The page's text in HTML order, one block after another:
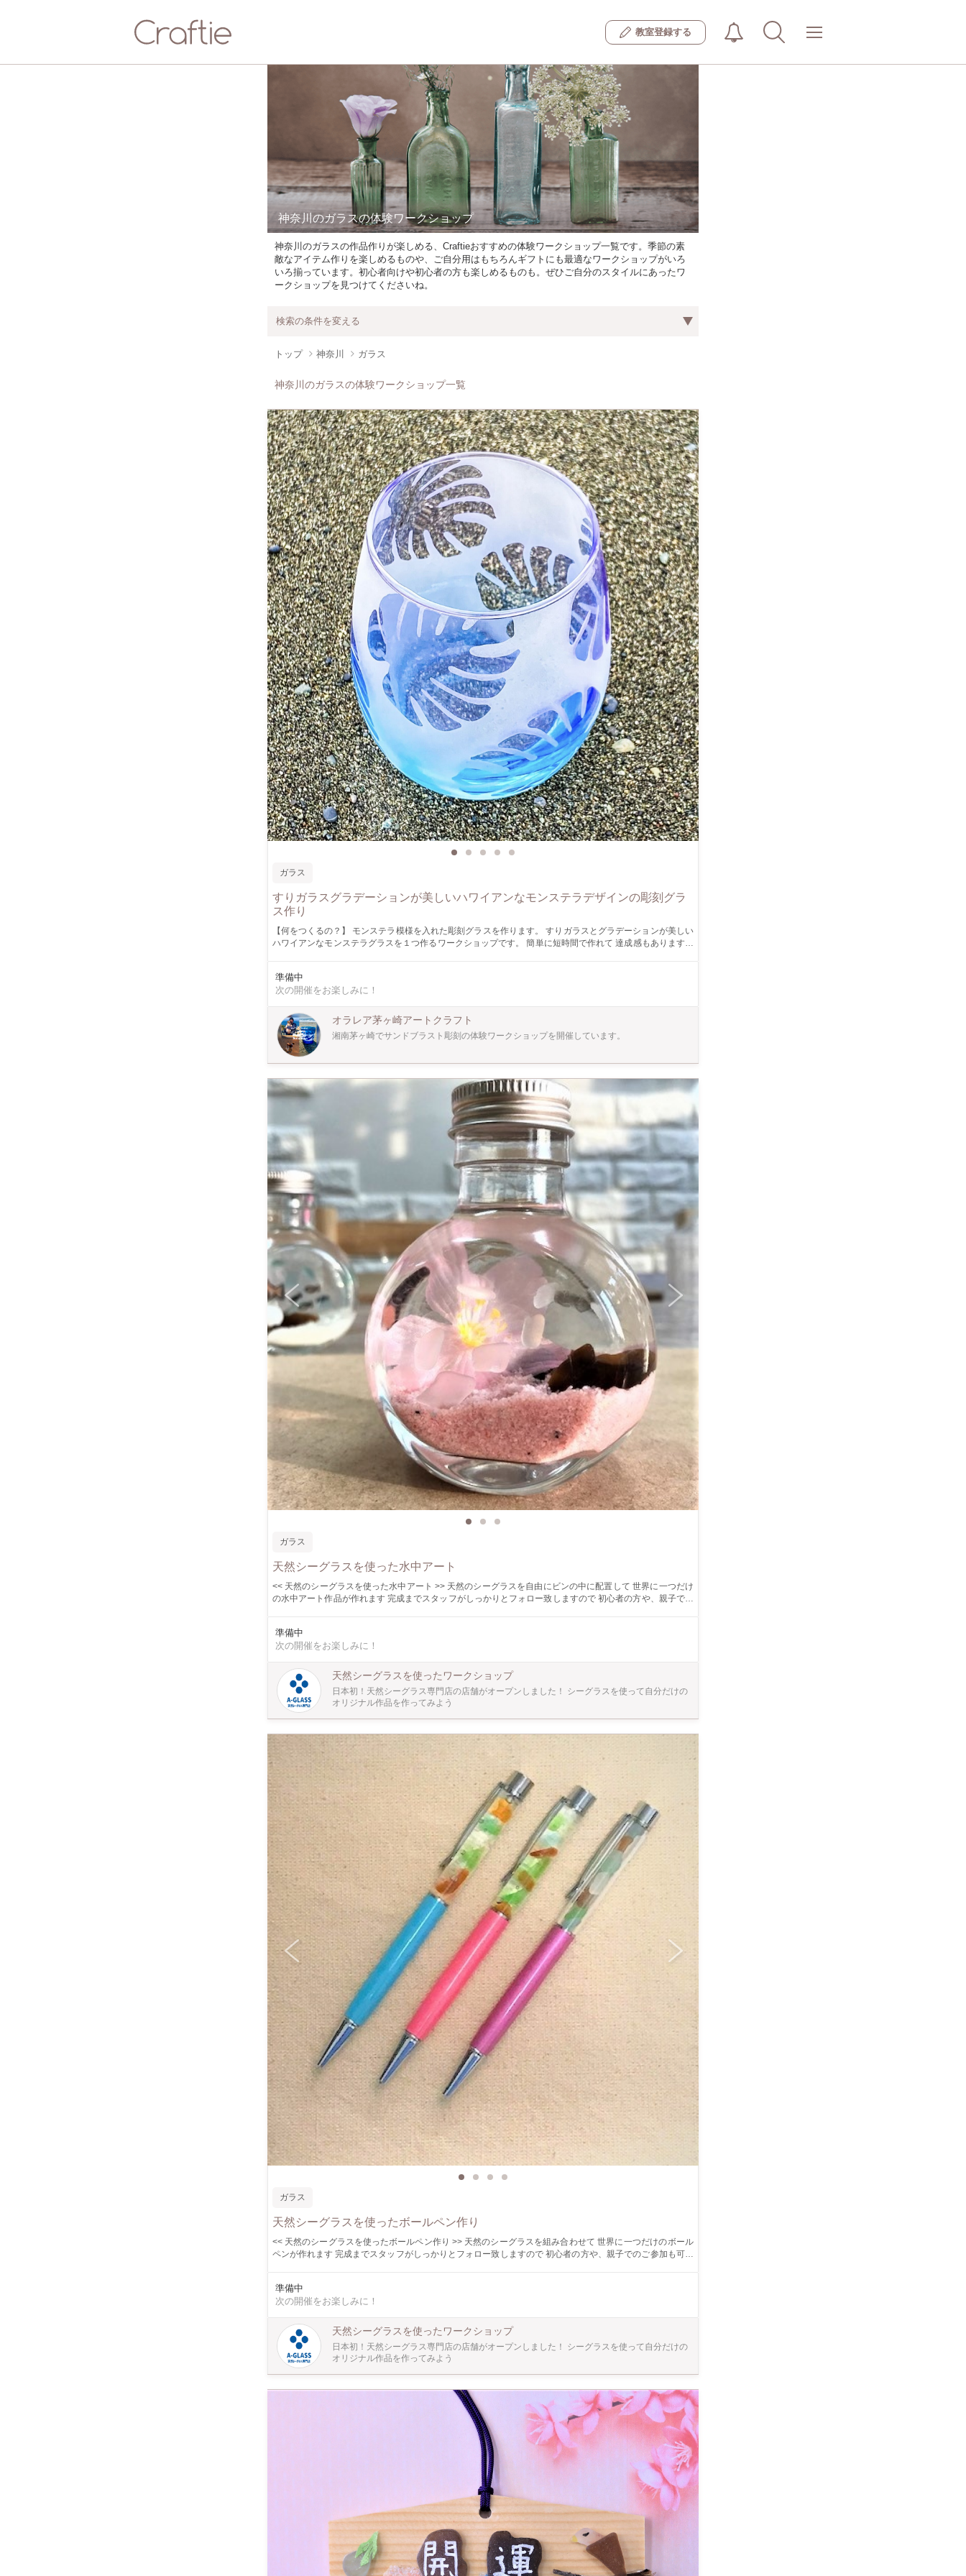
教室登録する
神奈川のガラスの体験ワークショップ
神奈川のガラスの作品作りが楽しめる、Craftieおすすめの体験ワークショップ一覧です。季節の素
敵なアイテム作りを楽しめるものや、ご自分用はもちろんギフトにも最適なワークショップがいろ
いろ揃っています。初心者向けや初心者の方も楽しめるものも。ぜひご自分のスタイルにあったワ
ークショップを見つけてくださいね。
検索の条件を変える
トップ 神奈川 ガラス
神奈川のガラスの体験ワークショップ一覧
ガラス
すりガラスグラデーションが美しいハワイアンなモンステラデザインの彫刻グラ
ス作り
【何をつくるの？】 モンステラ模様を入れた彫刻グラスを作ります。 すりガラスとグラデーションが美しい
ハワイアンなモンステラグラスを１つ作るワークショップです。 簡単に短時間で作れて 達成感もあります。
ラデザインをお好みの位置に入れることができ、ご自身のペースで好きなように彫刻作業が可能。 【どんな
人が対象？】 少人数でゆっくり丁寧にお教えしますので、初心者の方も安心してご参加いただけます。 対
（研磨材）をコンプレッサーの圧縮空気でガラスや金属、石などの表面に吹き付け、文字や模様を削り込む
技法です。砂が当たった部分が削れてスリガラス状（フロスト加工）になり、美しく立体的な表現が可能で
す。 ＊講師について＊ 2014年にサンドブラスト彫刻と出会い基礎を学んだのち 独学で表札作りやグラス・
鏡・iPhoneケース・ステンレスタンブラーなどを彫刻し販売や製作体験を行ってきました。サンドブラスト
彫刻の歴史や私の失敗談などお話しできればと思います^^ グラスは使ってよし インテリアとして飾っても
よし 完成したグラスを工房から徒歩5分の砂浜で撮影をお勧めしてます。自然光が1番綺麗に撮れます。
LED台座等を使用すると間接照明としても使えてとても癒されます。
準備中
次の開催をお楽しみに！
オラレア茅ヶ崎アートクラフト
湘南茅ヶ崎でサンドブラスト彫刻の体験ワークショップを開催しています。
ガラス
天然シーグラスを使った水中アート
<< 天然のシーグラスを使った水中アート >> 天然のシーグラスを自由にビンの中に配置して 世界に一つだけ
の水中アート作品が作れます 完成までスタッフがしっかりとフォロー致しますので 初心者の方や、親子での
自由に配置しながら ビンの中に砂やパーツ そして・・・ あるものを入れて水を入れると あら不思議 水の中
で浮いてるように見える！ 自分だけのオリジナル水中アートが作れます 固定している訳ではないので 再度配
グラスを使った 形にも思い出にも残るワークショップをお楽しみ下さい ☆天然のシーグラスとは？ 『海に落
ちたガラスが海を漂ううちに研磨され海岸に流れ着いたもの』 をシーグラスといい別名「人魚の涙」や「浜
辺の宝石」とも呼ばれて 親しまれています。 天然と人工のものがあり、人工のシーグラスは色や形や研磨の
具合を同じものを 作る事が出来ますが、天然の物は自然の力のみで磨き上げられている為 ひとつひとつが唯
一無二の自然の芸術作品となっております。 Ａ－ＧＬＡＳＳで取り扱っているシーグラスは全て天然。 そん
なシーグラスとの出会いも一緒にお楽しみ下さい。
準備中
次の開催をお楽しみに！
天然シーグラスを使ったワークショップ
日本初！天然シーグラス専門店の店舗がオープンしました！ シーグラスを使って自分だけの
オリジナル作品を作ってみよう
ガラス
天然シーグラスを使ったボールペン作り
<< 天然のシーグラスを使ったボールペン作り >> 天然のシーグラスを組み合わせて 世界に一つだけのボール
ペンが作れます 完成までスタッフがしっかりとフォロー致しますので 初心者の方や、親子でのご参加も可能
べます ※芯は黒です 上手くシーグラスを組み合わせて 丁寧に詰めていけば完成です 【ナチュラル】と【ハ
ーバリウム】の 2パターンでの作成が可能です シーグラスそのままの良さを活かすのなら 【ナチュラルVer】
だけます どちらも金額は変わりませんので お好きなパターンをお選びいただけます 普段なかなか体験できな
い天然のシーグラスを使った 形にも思い出にも残るワークショップをお楽しみ下さい ☆天然のシーグラスと
は？ 『海に落ちたガラスが海を漂ううちに研磨され海岸に流れ着いたもの』 をシーグラスといい別名「人魚
の涙」や「浜辺の宝石」とも呼ばれて 親しまれています。 天然と人工のものがあり、人工のシーグラスは色
や形や研磨の具合を同じものを 作る事が出来ますが、天然の物は自然の力のみで磨き上げられている為 ひと
つひとつが唯一無二の自然の芸術作品となっております。 Ａ－ＧＬＡＳＳで取り扱っているシーグラスは全
て天然。 そんなシーグラスとの出会いも一緒にお楽しみ下さい。
準備中
次の開催をお楽しみに！
天然シーグラスを使ったワークショップ
日本初！天然シーグラス専門店の店舗がオープンしました！ シーグラスを使って自分だけの
オリジナル作品を作ってみよう